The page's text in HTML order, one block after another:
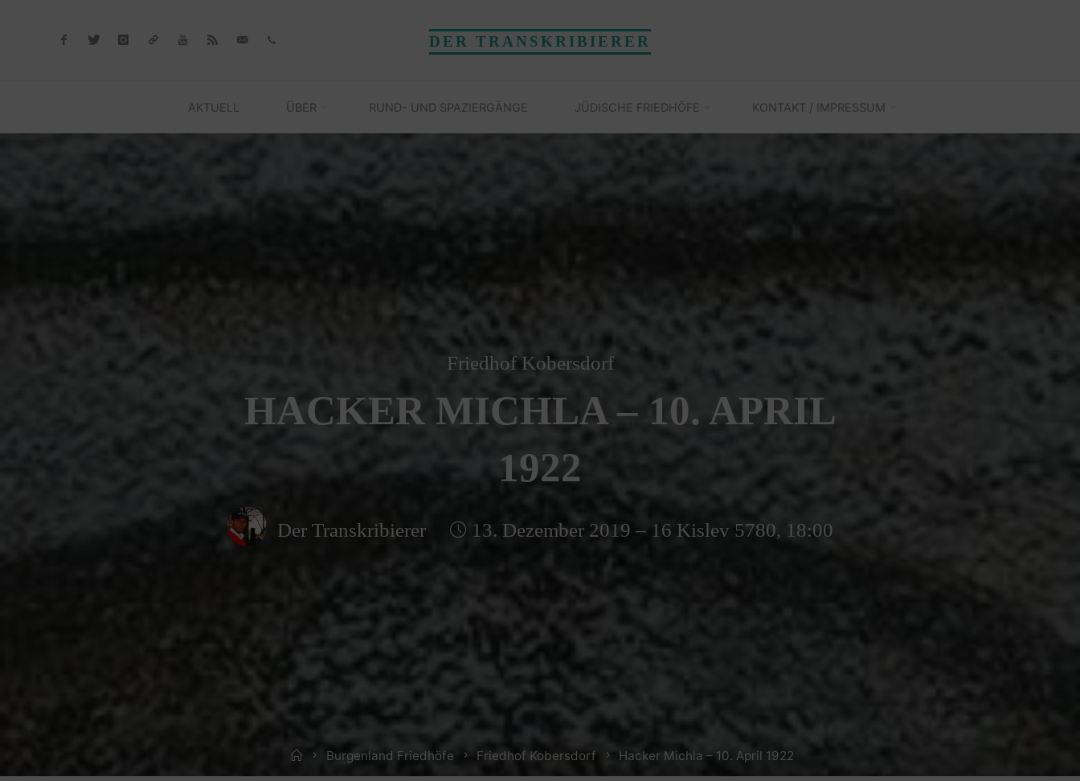
DER TRANSKRIBIERER
AKTUELL ÜBER RUND- UND SPAZIERGÄNGE JÜDISCHE FRIEDHÖFE KONTAKT / IMPRESSUM
Friedhof Kobersdorf
HACKER MICHLA – 10. APRIL
1922
Der Transkribierer 13. Dezember 2019 – 16 Kislev 5780, 18:00
HomeBurgenland Friedhöfe Friedhof Kobersdorf Hacker Michla – 10. April 1922